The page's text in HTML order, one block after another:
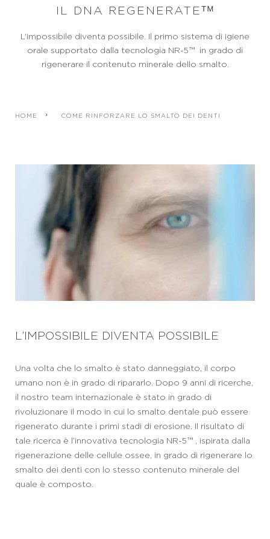
IL DNA REGENERATEᵀᴹ
L’impossibile diventa possibile. Il primo sistema di igiene
orale supportato dalla tecnologia NR-5™ in grado di
rigenerare il contenuto minerale dello smalto.
HOME COME RINFORZARE LO SMALTO DEI DENTI
L’IMPOSSIBILE DIVENTA POSSIBILE
Una volta che lo smalto è stato danneggiato, il corpo
umano non è in grado di ripararlo. Dopo 9 anni di ricerche,
il nostro team internazionale è stato in grado di
rivoluzionare il modo in cui lo smalto dentale può essere
rigenerato durante i primi stadi di erosione. Il risultato di
tale ricerca è l’innovativa tecnologia NR-5™ , ispirata dalla
rigenerazione delle cellule ossee, in grado di rigenerare lo
smalto dei denti con lo stesso contenuto minerale del
quale è composto.